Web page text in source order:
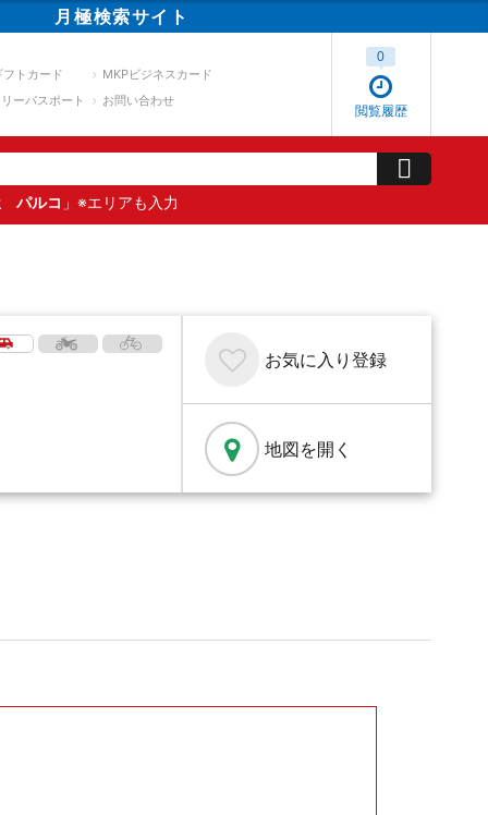
月極検索サイト
フトカード
MKPビジネスカード
ーパスポート
お問い合わせ
閲覧履歴
0
パルコ 」※エリアも入力
お気に入り 登録
地図を開く